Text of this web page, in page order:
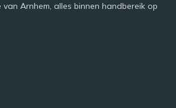
Arnhem, alles binnen handbereik op